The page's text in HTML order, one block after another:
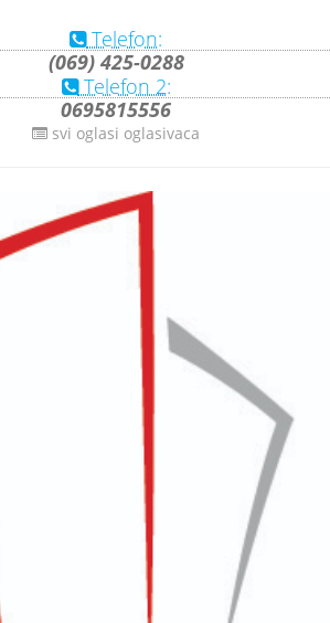
Telefon:
(069) 425-0288
Telefon 2:
0695815556
svi oglasi oglasivaca